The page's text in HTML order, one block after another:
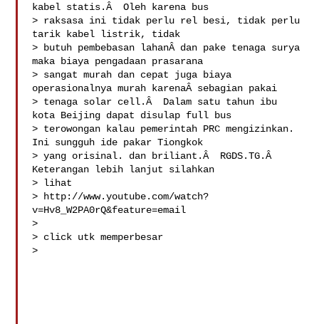
kabel statis.Â  Oleh karena bus
> raksasa ini tidak perlu rel besi, tidak perlu
tarik kabel listrik, tidak
> butuh pembebasan lahanÂ dan pake tenaga surya
maka biaya pengadaan prasarana
> sangat murah dan cepat juga biaya
operasionalnya murah karenaÂ sebagian pakai
> tenaga solar cell.Â  Dalam satu tahun ibu
kota Beijing dapat disulap full bus
> terowongan kalau pemerintah PRC mengizinkan.
Ini sungguh ide pakar Tiongkok
> yang orisinal. dan briliant.Â  RGDS.TG.Â
Keterangan lebih lanjut silahkan
> lihat
> http://www.youtube.com/watch?
v=Hv8_W2PA0rQ&feature=email
>
> click utk memperbesar
>